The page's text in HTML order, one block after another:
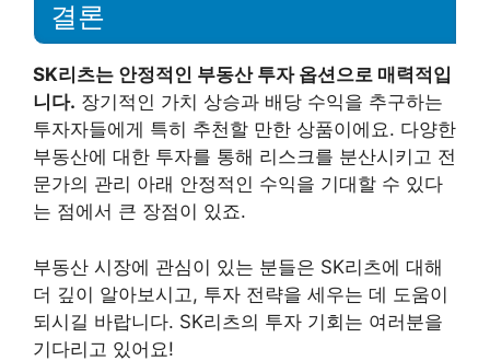
결론
SK리츠는 안정적인 부동산 투자 옵션으로 매력적입
니다. 장기적인 가치 상승과 배당 수익을 추구하는
투자자들에게 특히 추천할 만한 상품이에요. 다양한
부동산에 대한 투자를 통해 리스크를 분산시키고 전
문가의 관리 아래 안정적인 수익을 기대할 수 있다
는 점에서 큰 장점이 있죠.
부동산 시장에 관심이 있는 분들은 SK리츠에 대해
더 깊이 알아보시고, 투자 전략을 세우는 데 도움이
되시길 바랍니다. SK리츠의 투자 기회는 여러분을
기다리고 있어요!